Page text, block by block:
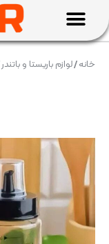
خانه/لوازم باریستا و باتندر